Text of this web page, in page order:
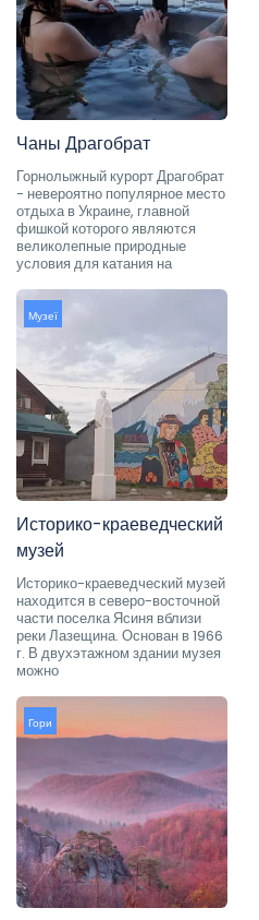
Чаны Драгобрат
Горнолыжный курорт Драгобрат
- невероятно популярное место
отдыха в Украине, главной
фишкой которого являются
великолепные природные
условия для катания на
Музеї
Историко-краеведческий
музей
Историко-краеведческий музей
находится в северо-восточной
части поселка Ясиня вблизи
реки Лазещина. Основан в 1966
г. В двухэтажном здании музея
можно
Гори